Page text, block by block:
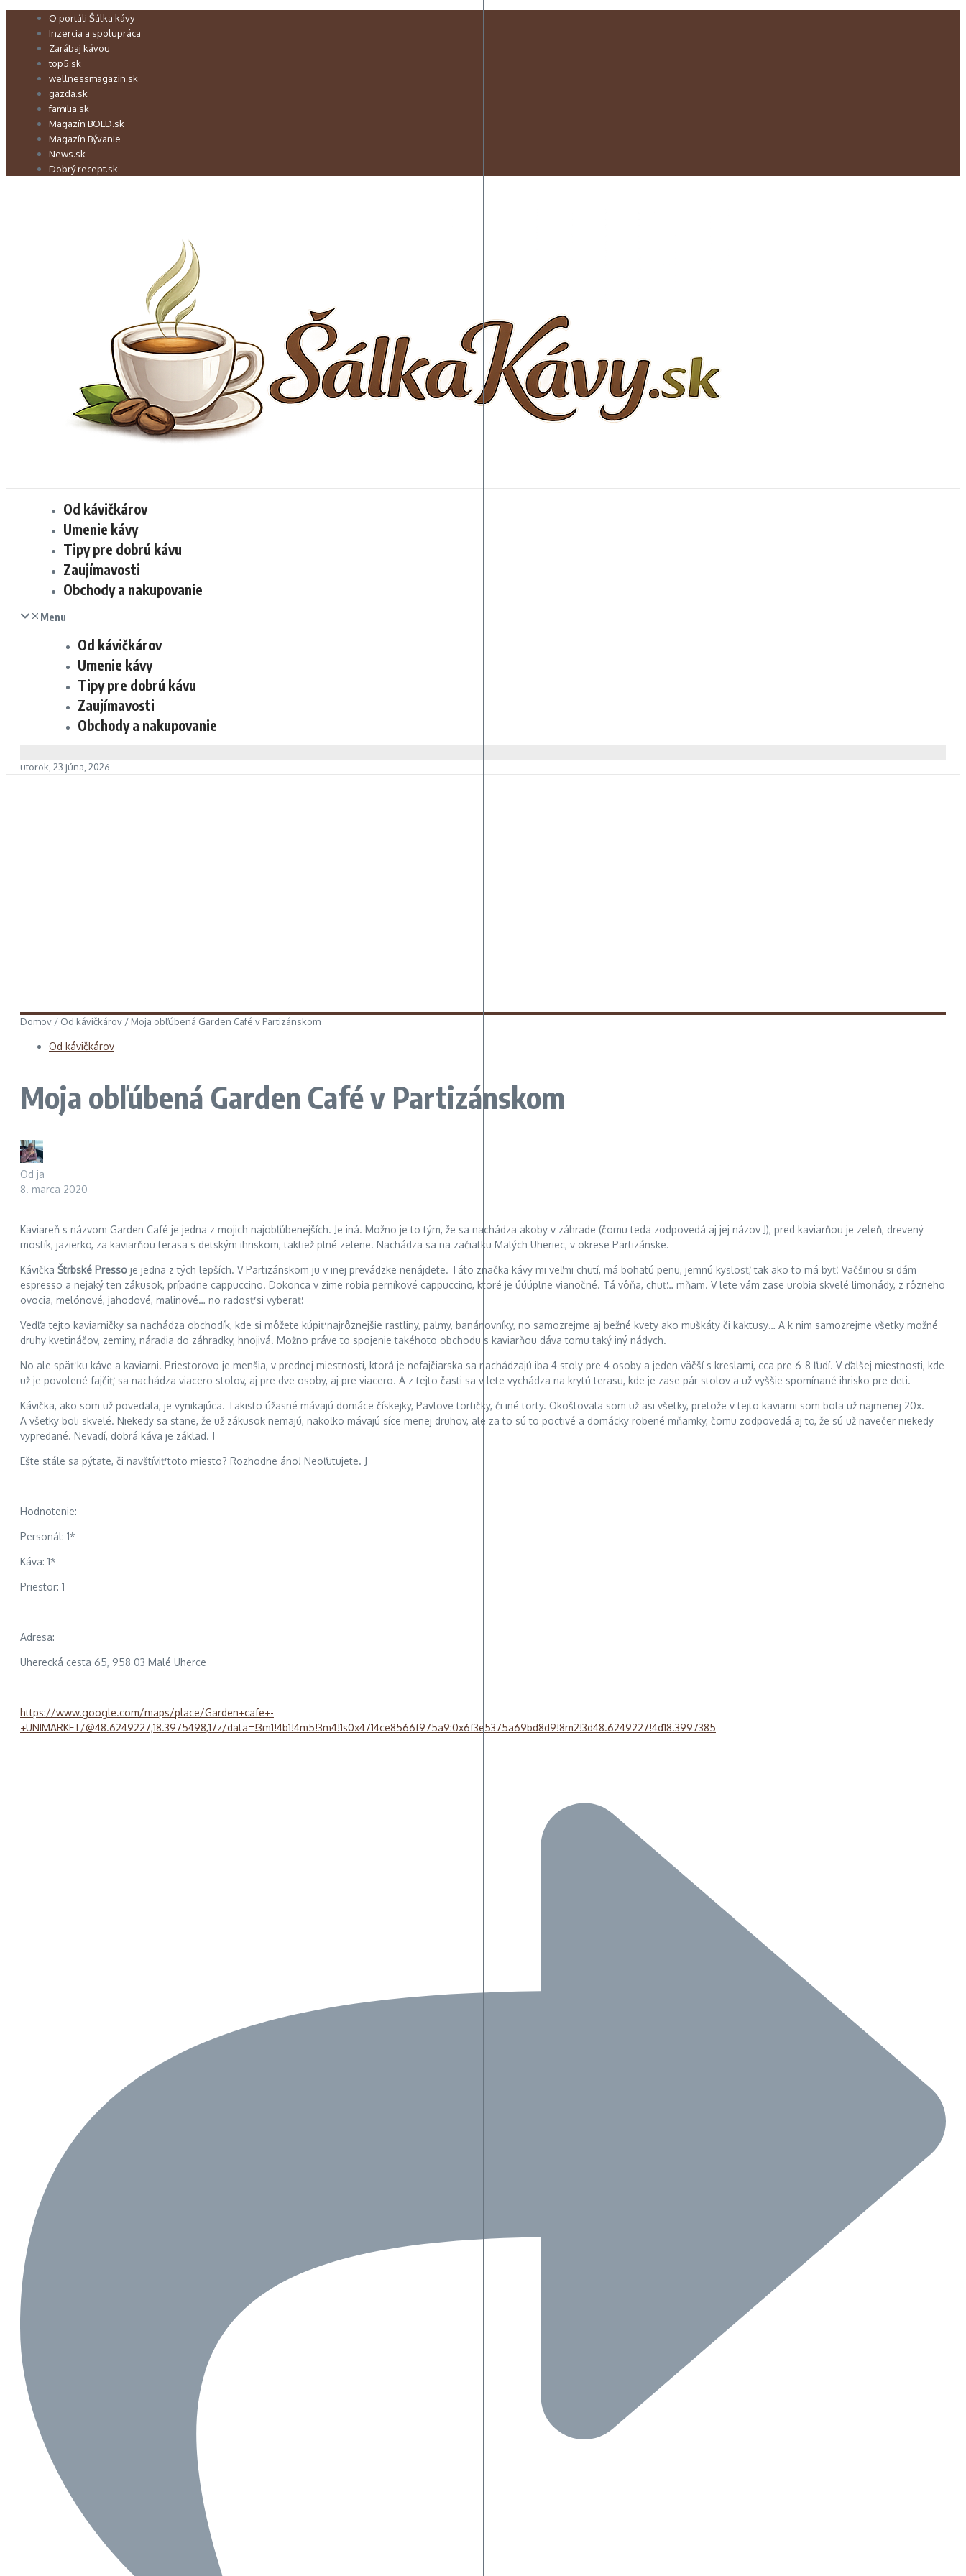
Preskočiť O portáli Šálka kávy
Inzercia a spolupráca
Zarábaj kávou
top5.sk
wellnessmagazin.sk
gazda.sk
familia.sk
Magazín BOLD.sk
Magazín Bývanie
News.sk
Dobrý recept.sk
Od kávičkárov
Umenie kávy
Tipy pre dobrú kávu
Zaujímavosti
Obchody a nakupovanie
Menu
Od kávičkárov
Umenie kávy
Tipy pre dobrú kávu
Zaujímavosti
Obchody a nakupovanie
utorok, 23 júna, 2026
Domov / Od kávičkárov / Moja obľúbená Garden Café v Partizánskom
Od kávičkárov
Moja obľúbená Garden Café v Partizánskom
Od ja
8. marca 2020
Kaviareň s názvom Garden Café je jedna z mojich najobľúbenejších. Je iná. Možno je to tým, že sa nachádza akoby v záhrade (čomu teda zodpovedá aj jej názov J), pred kaviarňou je zeleň, drevený
mostík, jazierko, za kaviarňou terasa s detským ihriskom, taktiež plné zelene. Nachádza sa na začiatku Malých Uheriec, v okrese Partizánske.
Kávička Štrbské Presso je jedna z tých lepších. V Partizánskom ju v inej prevádzke nenájdete. Táto značka kávy mi veľmi chutí, má bohatú penu, jemnú kyslosť, tak ako to má byť. Väčšinou si dám
espresso a nejaký ten zákusok, prípadne cappuccino. Dokonca v zime robia perníkové cappuccino, ktoré je úúúplne vianočné. Tá vôňa, chuť… mňam. V lete vám zase urobia skvelé limonády, z rôzneho
ovocia, melónové, jahodové, malinové… no radosť si vyberať.
Vedľa tejto kaviarničky sa nachádza obchodík, kde si môžete kúpiť najrôznejšie rastliny, palmy, banánovníky, no samozrejme aj bežné kvety ako muškáty či kaktusy… A k nim samozrejme všetky možné
druhy kvetináčov, zeminy, náradia do záhradky, hnojivá. Možno práve to spojenie takéhoto obchodu s kaviarňou dáva tomu taký iný nádych.
No ale späť ku káve a kaviarni. Priestorovo je menšia, v prednej miestnosti, ktorá je nefajčiarska sa nachádzajú iba 4 stoly pre 4 osoby a jeden väčší s kreslami, cca pre 6-8 ľudí. V ďalšej miestnosti, kde
už je povolené fajčiť, sa nachádza viacero stolov, aj pre dve osoby, aj pre viacero. A z tejto časti sa v lete vychádza na krytú terasu, kde je zase pár stolov a už vyššie spomínané ihrisko pre deti.
Kávička, ako som už povedala, je vynikajúca. Takisto úžasné mávajú domáce čískejky, Pavlove tortičky, či iné torty. Okoštovala som už asi všetky, pretože v tejto kaviarni som bola už najmenej 20x.
A všetky boli skvelé. Niekedy sa stane, že už zákusok nemajú, nakoľko mávajú síce menej druhov, ale za to sú to poctivé a domácky robené mňamky, čomu zodpovedá aj to, že sú už navečer niekedy
vypredané. Nevadí, dobrá káva je základ. J
Ešte stále sa pýtate, či navštíviť toto miesto? Rozhodne áno! Neoľutujete. J
Hodnotenie:
Personál: 1*
Káva: 1*
Priestor: 1
Adresa:
Uherecká cesta 65, 958 03 Malé Uherce
https://www.google.com/maps/place/Garden+cafe+-
+UNIMARKET/@48.6249227,18.3975498,17z/data=!3m1!4b1!4m5!3m4!1s0x4714ce8566f975a9:0x6f3e5375a69bd8d9!8m2!3d48.6249227!4d18.3997385